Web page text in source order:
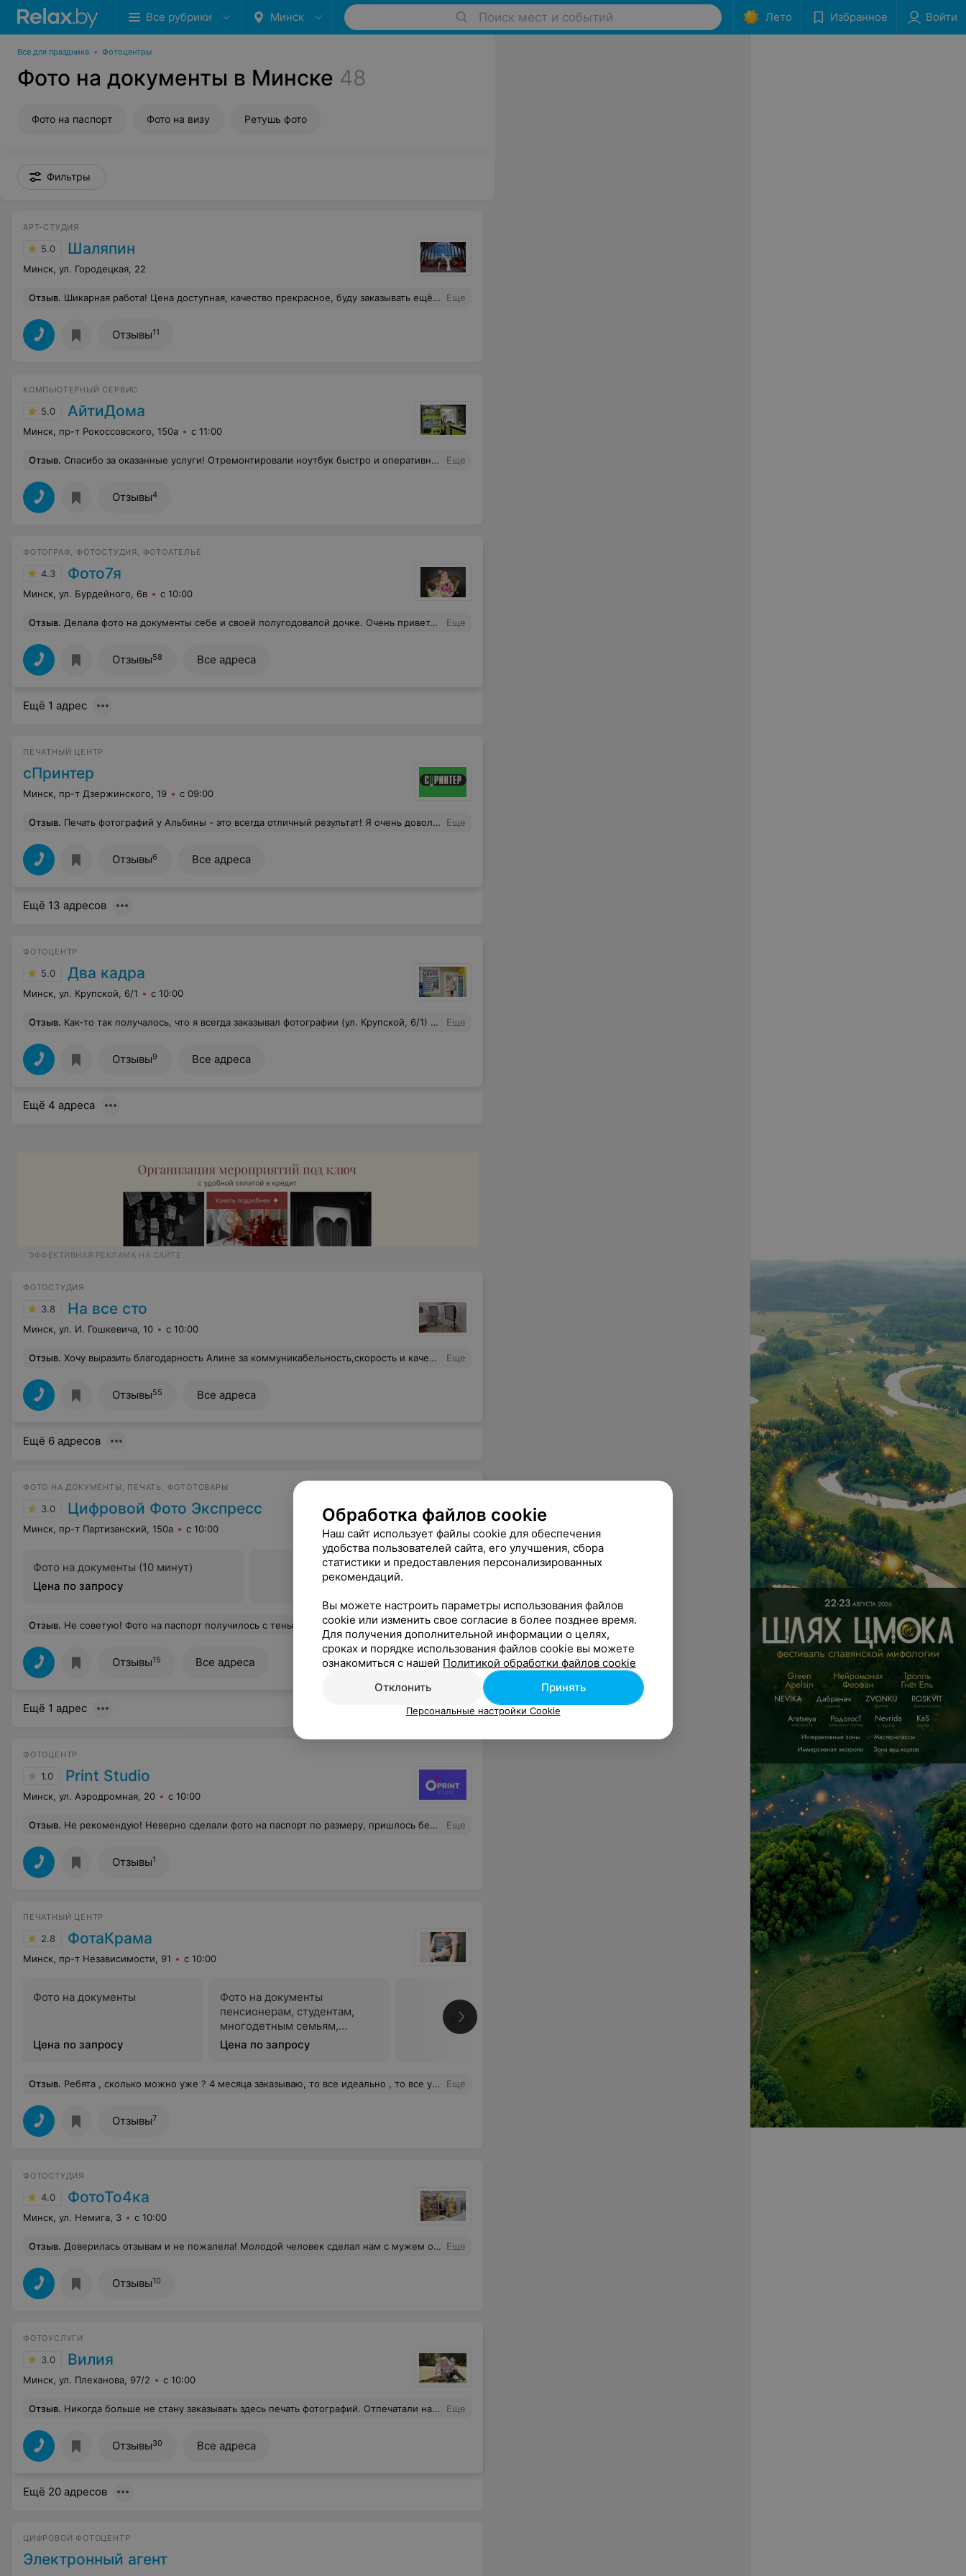
Все рубрики Минск Поиск мест и событий Лето Избранное Войти
Все для праздника • Фотоцентры
Фото на документы в Минске 48
Фото на паспорт Фото на визу Ретушь фото
Фильтры
АРТ-СТУДИЯ
5.0 Шаляпин
Минск, ул. Городецкая, 22
Отзыв. Шикарная работа! Цена доступная, качество прекрасное, буду заказывать ещё здесь Еще
Отзывы11
КОМПЬЮТЕРНЫЙ СЕРВИС
5.0 АйтиДома
Минск, пр-т Рокоссовского, 150а с 11:00
Отзыв. Спасибо за оказанные услуги! Отремонтировали ноутбук быстро и оперативно, да и цены нижу чем в других мастерских. Ребята молодцы, все делают качественно. Рекомендую! Будем обращаться еще! Еще
Отзывы4
ФОТОГРАФ, ФОТОСТУДИЯ, ФОТОАТЕЛЬЕ
4.3 Фото7я
Минск, ул. Бурдейного, 6в с 10:00
Отзыв. Делала фото на документы себе и своей полугодовалой дочке. Очень приветливая девушка очень хорошо сделала снимки, малышка получилась идеально, она её завлекала на камеру, вышла как будто большой человечек сидит)) Обязательно сюда приду делать семейные снимки. Еще
Отзывы58 Все адреса
Ещё 1 адрес
ПЕЧАТНЫЙ ЦЕНТР
сПринтер
Минск, пр-т Дзержинского, 19 с 09:00
Отзыв. Печать фотографий у Альбины - это всегда отличный результат! Я очень довольна качеством и скоростью выполнения. Еще
Отзывы6 Все адреса
Ещё 13 адресов
ФОТОЦЕНТР
5.0 Два кадра
Минск, ул. Крупской, 6/1 с 10:00
Отзыв. Как-то так получалось, что я всегда заказывал фотографии (ул. Крупской, 6/1) одной и той же сотруднице - Маргарите. Она отличный специалист: внимательна, если надо поможет, подскажет. Качество фотографий отличное. Большое спасибо всем сотрудникам фотоцентра. Еще
Отзывы9 Все адреса
Ещё 4 адреса
ЭФФЕКТИВНАЯ РЕКЛАМА НА САЙТЕ
ФОТОСТУДИЯ
3.8 На все сто
Минск, ул. И. Гошкевича, 10 с 10:00
Отзыв. Хочу выразить благодарность Алине за коммуникабельность,скорость и качество обслуживания.Заказывали принт на майку,-ысе сделала оперативно!) Еще
Отзывы55 Все адреса
Ещё 6 адресов
ФОТО НА ДОКУМЕНТЫ, ПЕЧАТЬ, ФОТОТОВАРЫ
3.0 Цифровой Фото Экспресс
Минск, пр-т Партизанский, 150а с 10:00
Фото на документы (10 минут)
Цена по запросу
Все цены
Отзыв. Не советую! Фото на паспорт получилось с тенью на лице (и у меня, и у дочери), овал лица совсем иной Еще
Отзывы15 Все адреса
Ещё 1 адрес
ФОТОЦЕНТР
1.0 Print Studio
Минск, ул. Аэродромная, 20 с 10:00
Отзыв. Не рекомендую! Неверно сделали фото на паспорт по размеру, пришлось бегать переделывать, что привело к задержке изготовления документа. Еще
Отзывы1
ПЕЧАТНЫЙ ЦЕНТР
2.8 ФотаКрама
Минск, пр-т Независимости, 91 с 10:00
Фото на документы
Цена по запросу
Фото на документы
пенсионерам, студентам,
многодетным семьям,
инвадилам
Цена по запросу
Все цены
Отзыв. Ребята , сколько можно уже ? 4 месяца заказываю, то все идеально , то все ужасно !!! Это зависит от смены работы сотрудников или как понимать ?Вы даже русский не знаете , вы заказы проверяете перед выдачей ? Просто разочарование ! Не советую и рекомендовать не буду . Я расстроена и хотелось бы решить не решённый вопрос с заказом , который изготовили 24 сентября. Плохо ! Очень плохо ! Еще
Отзывы7
ФОТОСТУДИЯ
4.0 ФотоТо4ка
Минск, ул. Немига, 3 с 10:00
Отзыв. Доверилась отзывам и не пожалела! Молодой человек сделал нам с мужем очень красивые фото на паспорт и права! Все получилось быстро и качественно (10 минут и фото готовы). Огромное спасибо, остались очень довольны! Если хотите, чтобы фото в паспорте вас радовала, однозначно только сюда (есть с чем сравнить, делала в другой фотостудии и пришла сюда переделывать). Еще
Отзывы10
ФОТОУСЛУГИ
3.0 Вилия
Минск, ул. Плеханова, 97/2 с 10:00
Отзыв. Никогда больше не стану заказывать здесь печать фотографий. Отпечатали на обычном бытовом струйном принтере Epson L800 и на простенькой фотобумаге ColorWay - качеством и не пахнет. Лучше обратиться в профессиональное фотоателье . Еще
Отзывы30 Все адреса
Ещё 20 адресов
ЦИФРОВОЙ ФОТОЦЕНТР
Электронный агент
Обработка файлов cookie
Наш сайт использует файлы cookie для обеспечения
удобства пользователей сайта, его улучшения, сбора
статистики и предоставления персонализированных
рекомендаций.
Вы можете настроить параметры использования файлов
cookie или изменить свое согласие в более позднее время.
Для получения дополнительной информации о целях,
сроках и порядке использования файлов cookie вы можете
ознакомиться с нашей Политикой обработки файлов cookie
Отклонить
Принять
Персональные настройки Cookie